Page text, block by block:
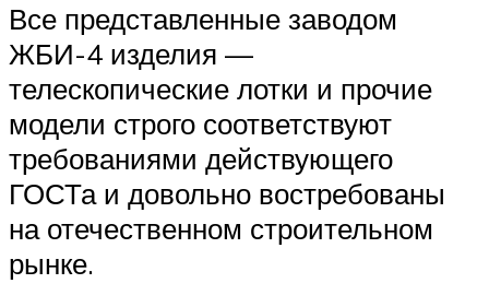
Все представленные заводом
ЖБИ-4 изделия —
телескопические лотки и прочие
модели строго соответствуют
требованиями действующего
ГОСТа и довольно востребованы
на отечественном строительном
рынке.